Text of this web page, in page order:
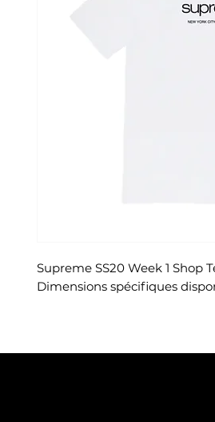
Supreme SS20 Week 1 Shop
Dimensions spécifiques